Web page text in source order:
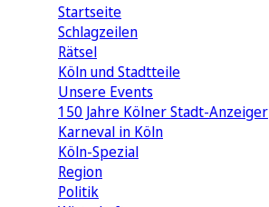
Startseite
Schlagzeilen
Rätsel
Köln und Stadtteile
Unsere Events
150 Jahre Kölner Stadt-Anzeiger
Karneval in Köln
Köln-Spezial
Region
Politik